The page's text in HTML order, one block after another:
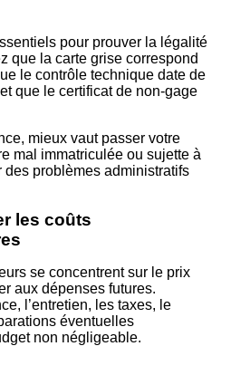
pour prouver la légalité
que la carte grise correspond
le contrôle technique date de
que le certificat de non-gage
mieux vaut passer votre
mal immatriculée ou sujette à
des problèmes administratifs
les coûts
se concentrent sur le prix
aux dépenses futures.
l’entretien, les taxes, le
éventuelles
non négligeable.